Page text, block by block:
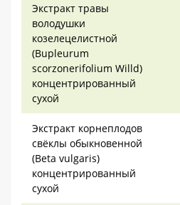
Экстракт травы
володушки
козелецелистной
(Bupleurum
scorzonerifolium Willd)
концентрированный
сухой
Экстракт корнеплодов
свёклы обыкновенной
(Beta vulgaris)
концентрированный
сухой